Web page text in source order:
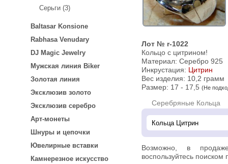
Серьги (3)
Baltasar Konsione
Rabhasa Venudary
DJ Magic Jewelry
Мужская линия Biker
Золотая линия
Эксклюзив золото
Эксклюзив серебро
Арт-монеты
Шнуры и цепочки
Ювелирные вставки
Камнерезное искусство
Лот № r-1022
Кольцо с цитрином!
Материал: Серебро 925
Инкрустация: Цитрин
Вес изделия: 10,2 грамм
Размер: 17 - 17,5 (Не
Серебряные Кольца
Возможно, в
воспользуйтесь поиском